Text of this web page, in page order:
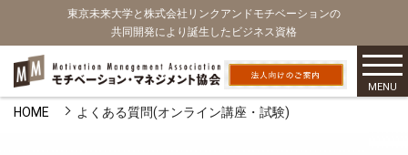
東京未来大学と株式会社リンクアンドモチベーションの
共同開発により誕生したビジネス資格
MENU
HOME よくある質問(オンライン講座・試験)